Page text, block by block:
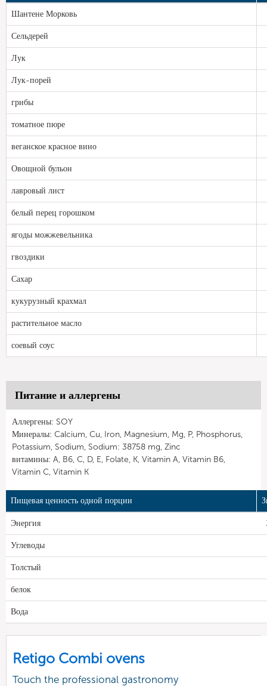
Шантене Морковь
Сельдерей
Лук
Лук-порей
грибы
томатное пюре
веганское красное вино
Овощной бульон
лавровый лист
белый перец горошком
ягоды можжевельника
гвоздики
Сахар
кукурузный крахмал
растительное масло
соевый соус
Питание и аллергены
Аллергены: SOY
Минералы: Calcium, Cu, Iron, Magnesium, Mg, P, Phosphorus,
Potassium, Sodium, Sodium: 38758 mg, Zinc
витамины: A, B6, C, D, E, Folate, K, Vitamin A, Vitamin B6,
Vitamin C, Vitamin K
Пищевая ценность одной порции
Энергия
Углеводы
Толстый
белок
Вода
Retigo Combi ovens
Touch the professional gastronomy